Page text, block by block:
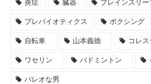
炎症 臓器 ブレインスリー
プレバイオティクス ボクシング
自転車 山本義徳 コレ
ワセリン バドミントン
パレオな男